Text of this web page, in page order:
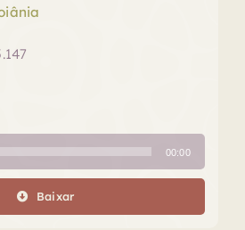
00:00
Baixar